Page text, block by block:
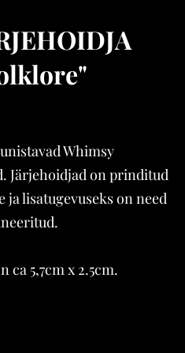
Whimsy
Järjehoidjad on prinditud
lisatugevuseks on need
ca 5,7cm x 2.5cm.